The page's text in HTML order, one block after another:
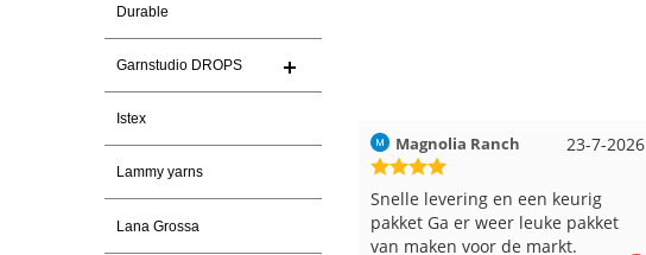
Durable
Garnstudio DROPS
Istex
Lammy yarns
Lana Grossa
30-7-2026
Christel Vanderlinden
Snelle levering. En prima garen
23-7-2026
Magnolia Ranch
Snelle levering en een keurig
pakket Ga er weer leuke pakket
van maken voor de markt.